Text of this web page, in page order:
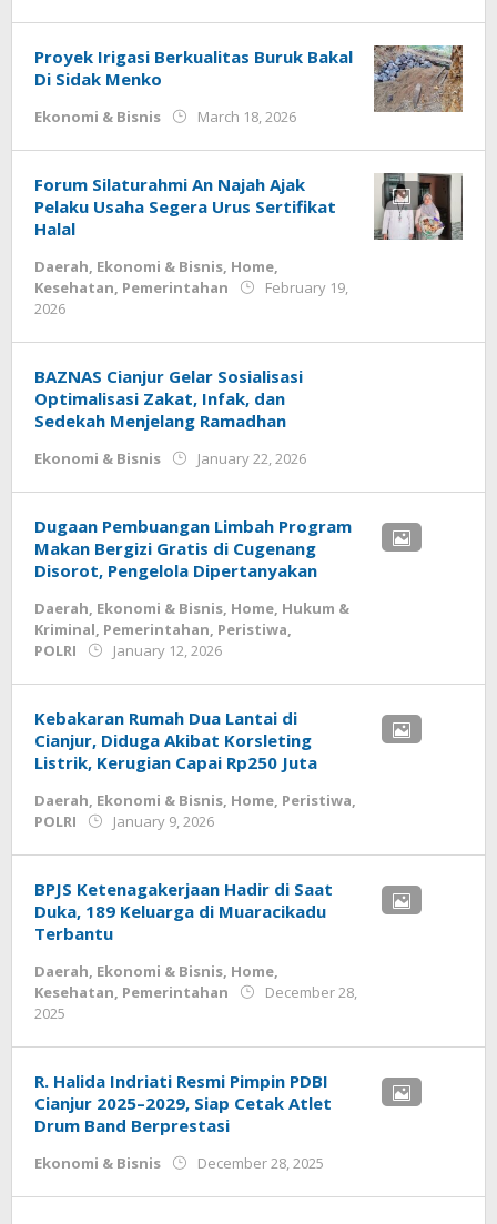
Lesmana
Proyek Irigasi Berkualitas Buruk Bakal
Di Sidak Menko
Ekonomi & Bisnis March 18, 2026
Lesmana
Forum Silaturahmi An Najah Ajak
Pelaku Usaha Segera Urus Sertifikat
Halal
Daerah, Ekonomi & Bisnis, Home,
Kesehatan, Pemerintahan
February 19,
2026
BAZNAS Cianjur Gelar Sosialisasi
Optimalisasi Zakat, Infak, dan
Sedekah Menjelang Ramadhan
Ekonomi & Bisnis January 22, 2026
Dugaan Pembuangan Limbah Program
Makan Bergizi Gratis di Cugenang
Disorot, Pengelola Dipertanyakan
Daerah, Ekonomi & Bisnis, Home, Hukum &
Kriminal, Pemerintahan, Peristiwa,
POLRI
January 12, 2026
Kebakaran Rumah Dua Lantai di
Cianjur, Diduga Akibat Korsleting
Listrik, Kerugian Capai Rp250 Juta
Daerah, Ekonomi & Bisnis, Home, Peristiwa,
POLRI
January 9, 2026
BPJS Ketenagakerjaan Hadir di Saat
Duka, 189 Keluarga di Muaracikadu
Terbantu
Daerah, Ekonomi & Bisnis, Home,
Kesehatan, Pemerintahan
December 28,
2025
R. Halida Indriati Resmi Pimpin PDBI
Cianjur 2025–2029, Siap Cetak Atlet
Drum Band Berprestasi
Ekonomi & Bisnis December 28, 2025